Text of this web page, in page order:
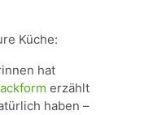
Küche:
hat
erzählt
haben –